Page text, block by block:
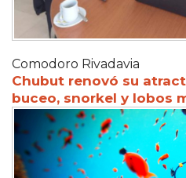
Comodoro Rivadavia
Chubut renovó su
buceo, snorkel y lobos